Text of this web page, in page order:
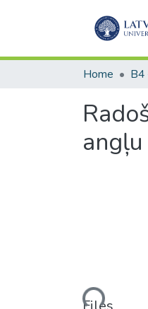
Home
Loading...